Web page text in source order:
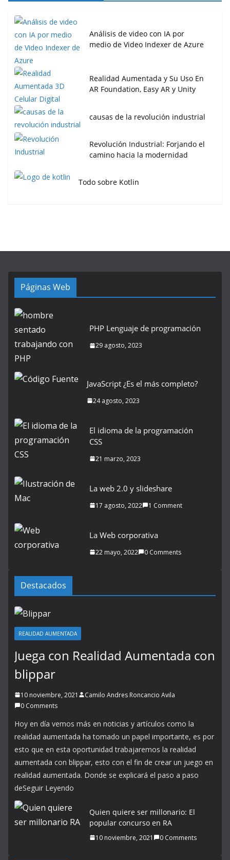
Análisis de video con IA por
medio de Video Indexer de Azure
Realidad Aumentada y Su Uso En
AR Foundation, Easy AR y Unity
causas de la revolución industrial
Revolución Industrial: Forjando el
camino hacia la modernidad
Todo sobre Kotlin
Páginas Web
PHP Lenguaje de programación
29 agosto, 2023
JavaScript ¿Es el más completo?
24 agosto, 2023
El idioma de la programación
CSS
21 marzo, 2023
La web 2.0 y slideshare
17 agosto, 2022 1 Comment
La Web corporativa
22 mayo, 2022 0 Comments
Destacados
REALIDAD AUMENTADA
Juega con Realidad Aumentada con
blippar
10 noviembre, 2021
Camilo Andres Roncancio Avila
0 Comments
Hoy en día vemos más en noticias y artículos como la
realidad aumentada ha tomado un papel importante, es por
esto que en esta oportunidad trabajaremos la realidad
aumentada con blippar, esto con el fin de crear un juego en
realidad aumentada. Donde se explicará el paso a paso
deSeguir Leyendo
Quien quiere ser millonario: El
popular concurso en RA
10 noviembre, 2021 0 Comments